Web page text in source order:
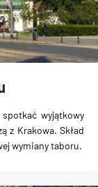
wyjątkowy
z Krakowa. Skład
wymiany taboru.